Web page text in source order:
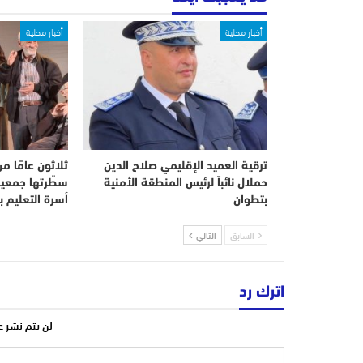
أخبار محلية
ترقية العميد الإقليمي صلاح الدين
حملال نائباً لرئيس المنطقة الأمنية
بتطوان
أخبار محلية
ثلاثون عامًا
سطّرتها
أسرة التعليم
السابق التالي
اترك رد
لن يتم نشر